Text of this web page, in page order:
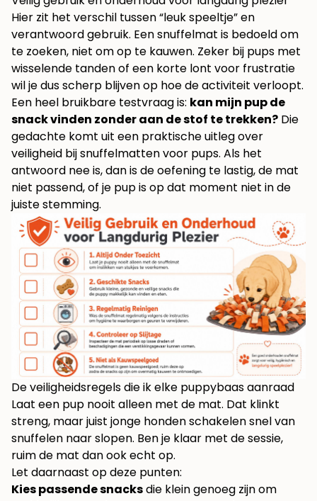
Hier zit het verschil tussen “leuk speeltje” en
verantwoord gebruik. Een snuffelmat is bedoeld om
te zoeken, niet om op te kauwen. Zeker bij pups met
wisselende tanden of een korte lont voor frustratie
wil je dus scherp blijven op hoe de activiteit verloopt.
Een heel bruikbare testvraag is: kan mijn pup de
snack vinden zonder aan de stof te trekken? Die
gedachte komt uit een praktische uitleg over
veiligheid bij snuffelmatten voor pups. Als het
antwoord nee is, dan is de oefening te lastig, de mat
niet passend, of je pup is op dat moment niet in de
juiste stemming.
De veiligheidsregels die ik elke puppybaas aanraad
Laat een pup nooit alleen met de mat. Dat klinkt
streng, maar juist jonge honden schakelen snel van
snuffelen naar slopen. Ben je klaar met de sessie,
ruim de mat dan ook echt op.
Let daarnaast op deze punten:
Kies passende snacksdie klein genoeg zijn om